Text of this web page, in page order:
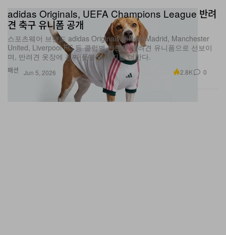
패션
adidas Originals, UEFA Champions League 반려
견 축구 유니폼 공개
스포츠웨어 브랜드 adidas Originals가 Real Madrid, Manchester
United, Liverpool FC 등 클럽별 키트를 반려견 유니폼으로 선보이
며, 반려견 옷장에 진짜 풋볼 에너지를 더한다.
Jun 5, 2026 2.8K 0